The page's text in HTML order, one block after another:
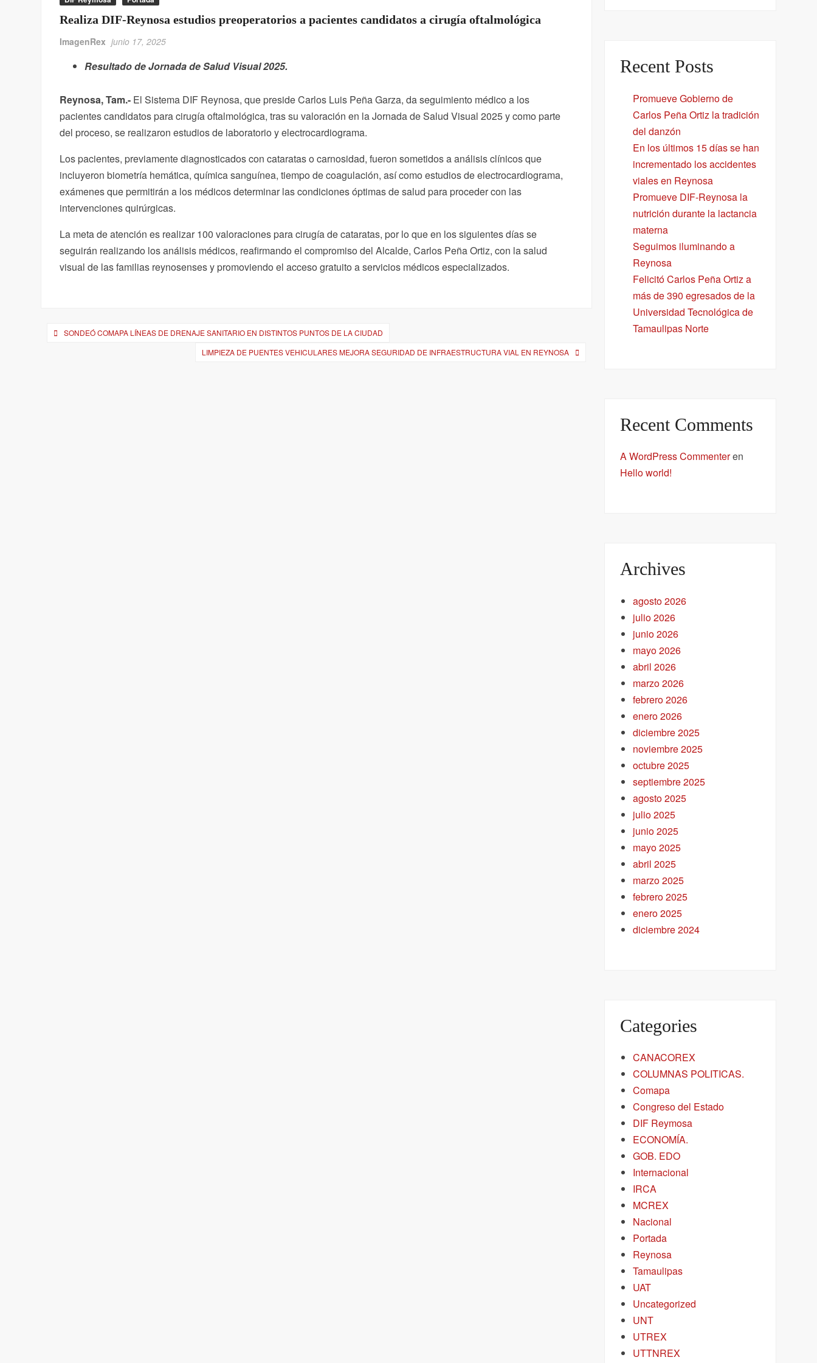
Realiza DIF-Reynosa estudios preoperatorios a pacientes candidatos a cirugía oftalmológica
ImagenRex junio 17, 2025
Resultado de Jornada de Salud Visual 2025.
Reynosa, Tam.- El Sistema DIF Reynosa, que preside Carlos Luis Peña Garza, da seguimiento médico a los
pacientes candidatos para cirugía oftalmológica, tras su valoración en la Jornada de Salud Visual 2025 y como parte
del proceso, se realizaron estudios de laboratorio y electrocardiograma.
Los pacientes, previamente diagnosticados con cataratas o carnosidad, fueron sometidos a análisis clínicos que
incluyeron biometría hemática, química sanguínea, tiempo de coagulación, así como estudios de electrocardiograma,
exámenes que permitirán a los médicos determinar las condiciones óptimas de salud para proceder con las
intervenciones quirúrgicas.
La meta de atención es realizar 100 valoraciones para cirugía de cataratas, por lo que en los siguientes días se
seguirán realizando los análisis médicos, reafirmando el compromiso del Alcalde, Carlos Peña Ortiz, con la salud
visual de las familias reynosenses y promoviendo el acceso gratuito a servicios médicos especializados.
Navegación
SONDEÓ COMAPA LÍNEAS DE DRENAJE SANITARIO EN DISTINTOS PUNTOS DE LA CIUDAD
LIMPIEZA DE PUENTES VEHICULARES MEJORA SEGURIDAD DE INFRAESTRUCTURA VIAL EN REYNOSA
Recent Posts
Promueve Gobierno de
Carlos Peña Ortiz la tradición
del danzón
En los últimos 15 días se han
incrementado los accidentes
viales en Reynosa
Promueve DIF-Reynosa la
nutrición durante la lactancia
materna
Seguimos iluminando a
Reynosa
Felicitó Carlos Peña Ortiz a
más de 390 egresados de la
Universidad Tecnológica de
Tamaulipas Norte
Recent Comments
A WordPress Commenteren
Hello world!
Archives
agosto 2026
julio 2026
junio 2026
mayo 2026
abril 2026
marzo 2026
febrero 2026
enero 2026
diciembre 2025
noviembre 2025
octubre 2025
septiembre 2025
agosto 2025
julio 2025
junio 2025
mayo 2025
abril 2025
marzo 2025
febrero 2025
enero 2025
diciembre 2024
Categories
CANACOREX
COLUMNAS POLITICAS.
Comapa
Congreso del Estado
DIF Reymosa
ECONOMÍA.
GOB. EDO
Internacional
IRCA
MCREX
Nacional
Portada
Reynosa
Tamaulipas
UAT
Uncategorized
UNT
UTREX
UTTNREX